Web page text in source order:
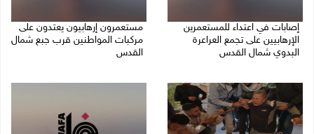
إصابات في اعتداء للمستعمرين
الإرهابيين على تجمع العراعرة
البدوي شمال القدس
مستعمرون إرهابيون يعتدون على
مركبات المواطنين قرب جبع شمال
القدس